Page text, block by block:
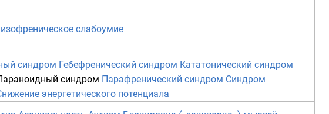
слабоумие
синдром Гебефренический синдром Кататонический синдром
синдром Парафренический синдром Синдром
энергетического потенциала